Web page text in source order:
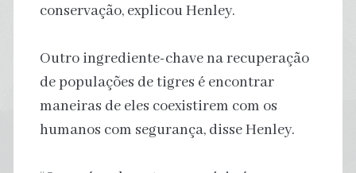
conservação, explicou Henley.
Outro ingrediente-chave na recuperação
de populações de tigres é encontrar
maneiras de eles coexistirem com os
humanos com segurança, disse Henley.